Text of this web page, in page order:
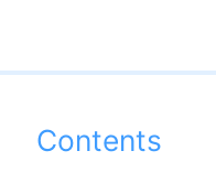
Contents